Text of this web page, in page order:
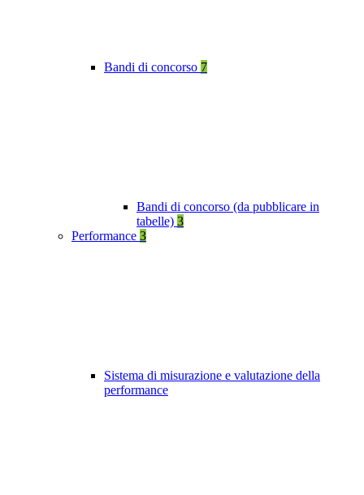
Bandi di concorso 7
Bandi di concorso (da pubblicare in
tabelle) 3
Performance 3
Sistema di misurazione e valutazione della
performance